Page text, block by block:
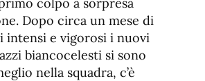
colpo a sorpresa
Dopo circa un mese di
intensi e vigorosi i nuovi
biancocelesti si sono
nella squadra, c’è